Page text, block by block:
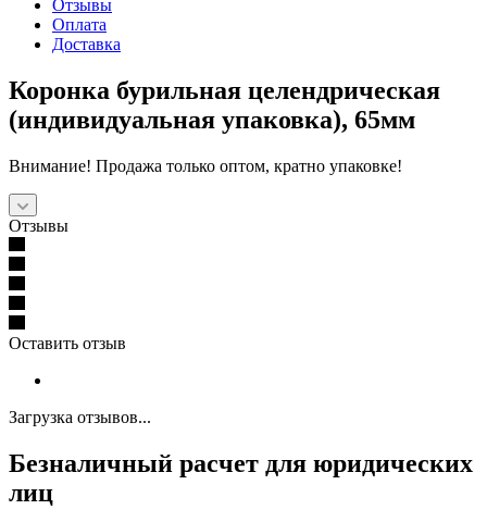
Отзывы
Оплата
Доставка
Коронка бурильная целендрическая
(индивидуальная упаковка), 65мм
Внимание! Продажа только оптом, кратно упаковке!
Отзывы
Оставить отзыв
Загрузка отзывов...
Безналичный расчет для юридических
лиц